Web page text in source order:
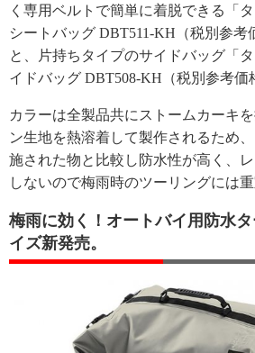
く専用ベルトで簡単に着脱できる「
シートバッグ DBT511-KH（税別参考
と、片持ちタイプのサイドバッグ「
イドバッグ DBT508-KH（税別参考価
カラーは全製品共にストームカーキ
ン生地を熱溶着して製作されるため
施された物と比較し防水性が高く、
しないので梅雨時のツーリングには重
梅雨に効く！オートバイ用防水
イズ新発売。